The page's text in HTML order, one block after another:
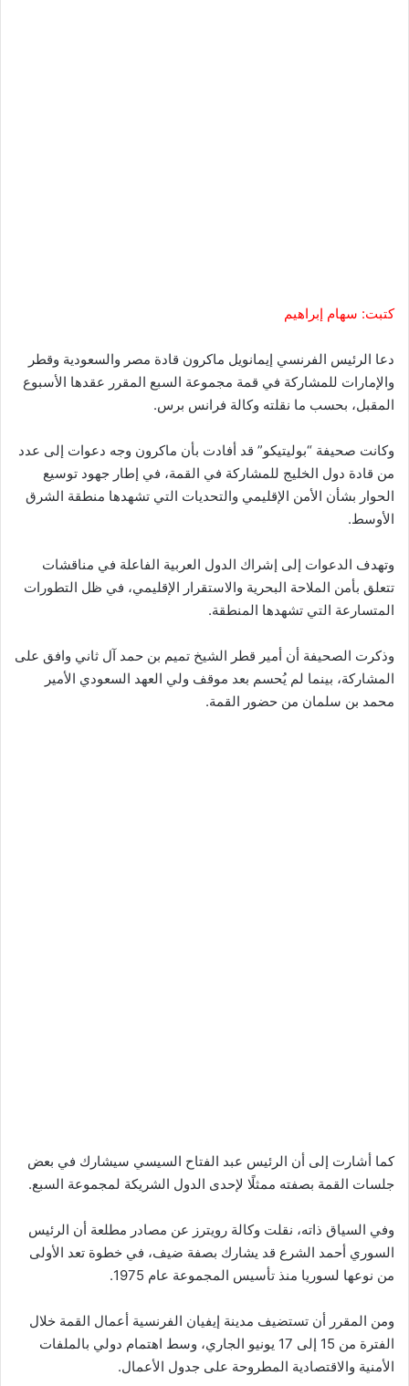
كتبت: سهام إبراهيم
دعا الرئيس الفرنسي إيمانويل ماكرون قادة مصر والسعودية وقطر
والإمارات للمشاركة في قمة مجموعة السبع المقرر عقدها الأسبوع
المقبل، بحسب ما نقلته وكالة فرانس برس.
وكانت صحيفة “بوليتيكو” قد أفادت بأن ماكرون وجه دعوات إلى عدد
من قادة دول الخليج للمشاركة في القمة، في إطار جهود توسيع
الحوار بشأن الأمن الإقليمي والتحديات التي تشهدها منطقة الشرق
الأوسط.
وتهدف الدعوات إلى إشراك الدول العربية الفاعلة في مناقشات
تتعلق بأمن الملاحة البحرية والاستقرار الإقليمي، في ظل التطورات
المتسارعة التي تشهدها المنطقة.
وذكرت الصحيفة أن أمير قطر الشيخ تميم بن حمد آل ثاني وافق على
المشاركة، بينما لم يُحسم بعد موقف ولي العهد السعودي الأمير
محمد بن سلمان من حضور القمة.
كما أشارت إلى أن الرئيس عبد الفتاح السيسي سيشارك في بعض
جلسات القمة بصفته ممثلًا لإحدى الدول الشريكة لمجموعة السبع.
وفي السياق ذاته، نقلت وكالة رويترز عن مصادر مطلعة أن الرئيس
السوري أحمد الشرع قد يشارك بصفة ضيف، في خطوة تعد الأولى
من نوعها لسوريا منذ تأسيس المجموعة عام 1975.
ومن المقرر أن تستضيف مدينة إيفيان الفرنسية أعمال القمة خلال
الفترة من 15 إلى 17 يونيو الجاري، وسط اهتمام دولي بالملفات
الأمنية والاقتصادية المطروحة على جدول الأعمال.